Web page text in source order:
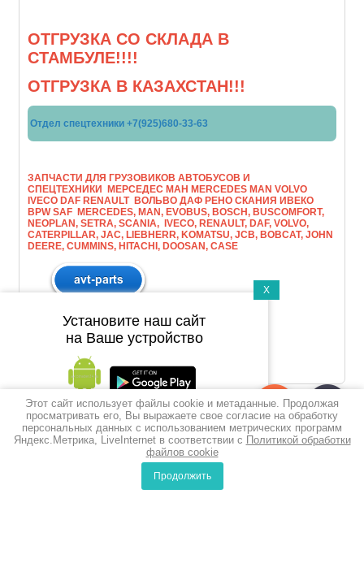
Корзина
0
ОТГРУЗКА СО СКЛАДА В
СТАМБУЛЕ!!!!
ОТГРУЗКА В КАЗАХСТАН!!!
Отдел спецтехники +7(925)680-33-63
ЗАПЧАСТИ ДЛЯ ГРУЗОВИКОВ АВТОБУСОВ И
СПЕЦТЕХНИКИ МЕРСЕДЕС МАН МERCEDES MAN VOLVO
IVECO DAF RENAULT ВОЛЬВО ДАФ РЕНО СКАНИЯ ИВЕКО
BPW SAF MERCEDES, MAN, EVOBUS, BOSCH, BUSCOMFORT,
NEOPLAN, SETRA, SCANIA, IVECO, RENAULT, DAF, VOLVO,
CATERPILLAR, JAC, LIEBHERR, KOMATSU, JCB, BOBCAT, JOHN
DEERE, CUMMINS, HITACHI, DOOSAN, CASE
Этот сайт использует файлы cookie и метаданные. Продолжая
просматривать его, Вы выражаете свое согласие на обработку
персональных данных с использованием метрических программ
Яндекс.Метрика, LiveInternet в соответствии с Политикой обработки
файлов cookie
Продолжить
X
Установите наш сайт
на Ваше устройство
Подпишитесь на рассылку
push-уведомлений
Подписаться